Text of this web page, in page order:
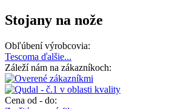
Stojany na nože
Obľúbení výrobcovia:
Tescoma ďalšie...
Záleží nám na zákazníkoch:
Cena od - do: